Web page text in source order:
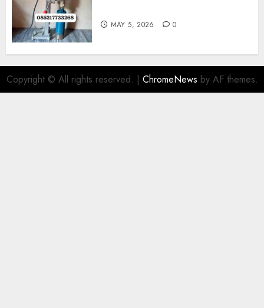
MAY 5, 2026 0
Copyright © All rights reserved. | ChromeNews by AF themes.